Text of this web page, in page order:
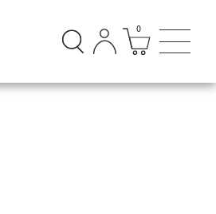
Suchdialog öffnen
Mini
0